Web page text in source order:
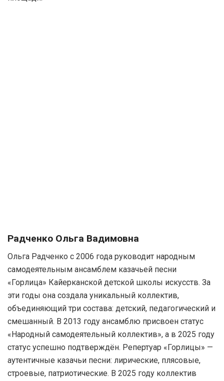
Радченко Ольга Вадимовна
Ольга Радченко с 2006 года руководит народным
самодеятельным ансамблем казачьей песни
«Горлица» Кайерканской детской школы искусств. За
эти годы она создала уникальный коллектив,
объединяющий три состава: детский, педагогический и
смешанный. В 2013 году ансамблю присвоен статус
«Народный самодеятельный коллектив», а в 2025 году
статус успешно подтверждён. Репертуар «Горлицы» —
аутентичные казачьи песни: лирические, плясовые,
строевые, патриотические. В 2025 году коллектив